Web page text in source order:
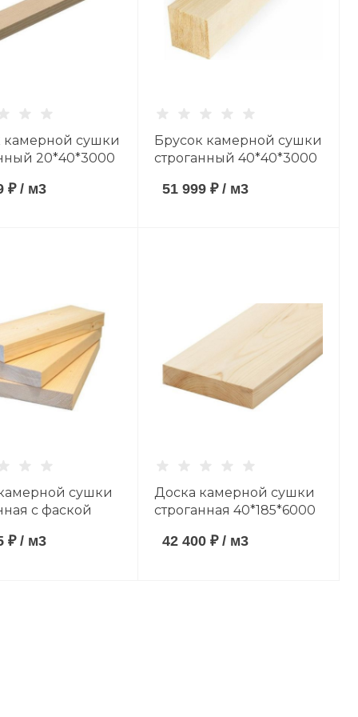
камерной сушки
20*40*3000
₽/ м3
Брусок камерной сушки
строганный 40*40*3000
сорт AB
51 999 ₽/ м3
сушки
с фаской
сорт AB
₽/ м3
Доска камерной сушки
строганная 40*185*6000
сорт AB
42 400 ₽/ м3